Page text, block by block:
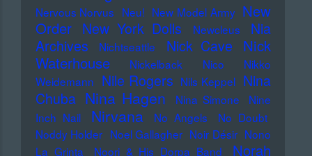
Nervous Norvus Neu! New Model Army New
Order New York Dolls Newcleus
Nia
Archives
Nichtseattle Nick Cave
Nick
Waterhouse
Nickelback Nico
Nikko
Weidemann Nile Rogers Nils Keppel Nina
Chuba Nina Hagen Nina Simone
Nine
Inch Nail
Nirvana No Angels
No Doubt
Noddy Holder Noel Gallagher Noir Désir Nono
La Grinta
Noori & His Dorpa Band
Norah